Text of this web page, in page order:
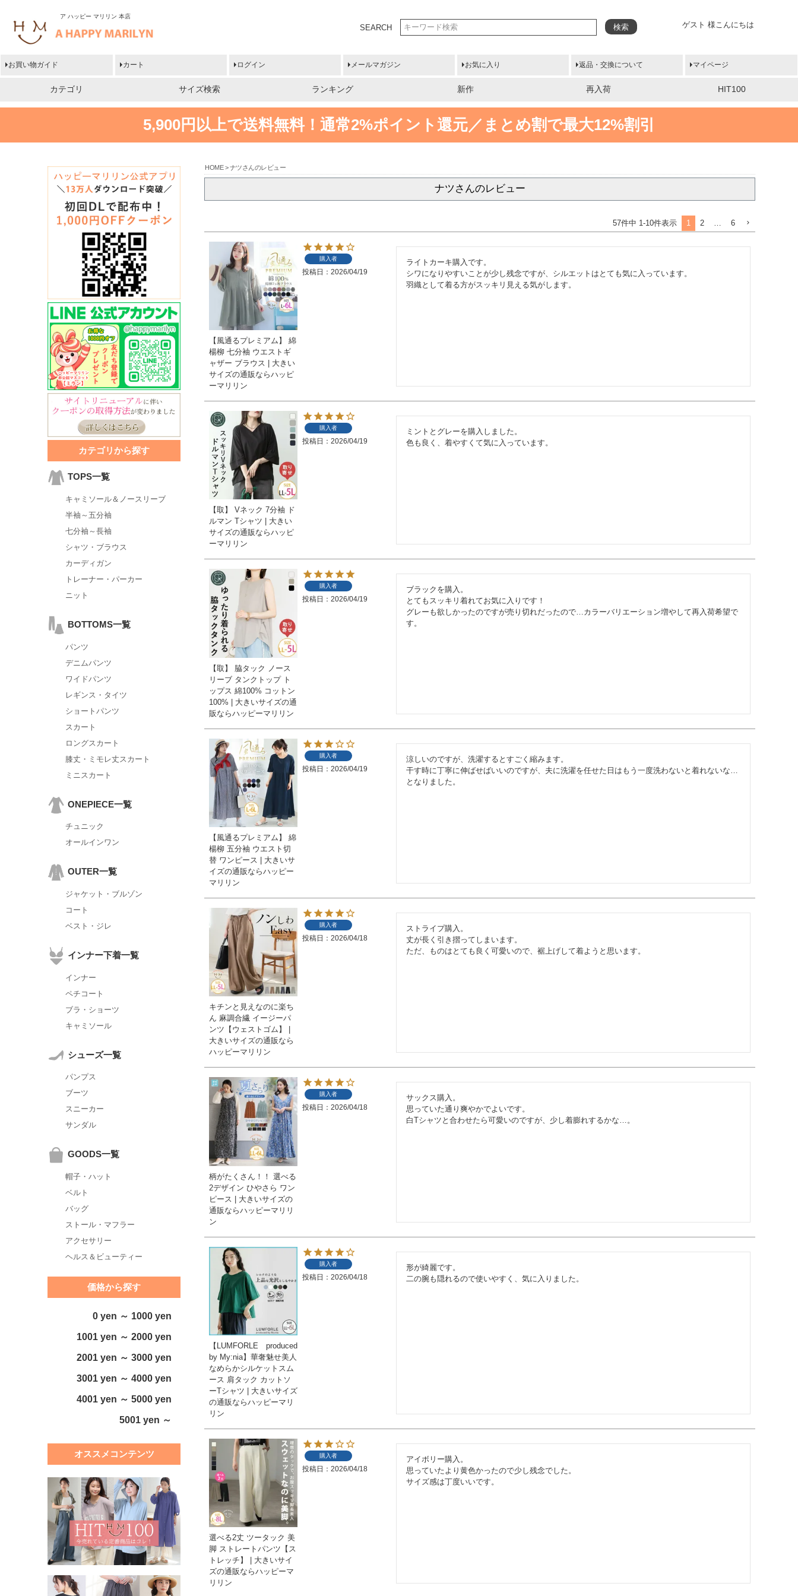
ア ハッピー マリリン 本店
ゲスト 様こんにちは
SEARCH 検索
お買い物ガイド カート ログイン メールマガジン お気に入り 返品・交換について マイページ
カテゴリ サイズ検索 ランキング 新作 再入荷 HIT100
5,900円以上で送料無料！ 通常2%ポイント還元／まとめ割で最大12%割引
カテゴリから探す
TOPS一覧
キャミソール＆ノースリーブ
半袖～五分袖
七分袖～長袖
シャツ・ブラウス
カーディガン
トレーナー・パーカー
ニット
BOTTOMS一覧
パンツ
デニムパンツ
ワイドパンツ
レギンス・タイツ
ショートパンツ
スカート
ロングスカート
膝丈・ミモレ丈スカート
ミニスカート
ONEPIECE一覧
チュニック
オールインワン
OUTER一覧
ジャケット・ブルゾン
コート
ベスト・ジレ
インナー下着一覧
インナー
ペチコート
ブラ・ショーツ
キャミソール
シューズ一覧
パンプス
ブーツ
スニーカー
サンダル
GOODS一覧
帽子・ハット
ベルト
バッグ
ストール・マフラー
アクセサリー
ヘルス＆ビューティー
価格から探す
0 yen ～ 1000 yen
1001 yen ～ 2000 yen
2001 yen ～ 3000 yen
3001 yen ～ 4000 yen
4001 yen ～ 5000 yen
5001 yen ～
オススメコンテンツ
HOME ナツさんのレビュー
ナツさんのレビュー
57件中 1-10件表示 1 2 6
【風通るプレミアム】 綿
楊柳 七分袖 ウエストギ
ャザー ブラウス | 大きい
サイズの通販ならハッピ
ーマリリン
購入者
投稿日 2026/04/19
ライトカーキ購入です。
シワになりやすいことが少し残念ですが、シルエットはとても気に入っています。
羽織として着る方がスッキリ見える気がします。
【取】 Vネック 7分袖 ド
ルマン Tシャツ | 大きい
サイズの通販ならハッピ
ーマリリン
購入者
投稿日 2026/04/19
ミントとグレーを購入しました。
【取】 脇タック ノース
リーブ タンクトップ ト
ップス 綿100% コットン
100% | 大きいサイズの通
販ならハッピーマリリン
購入者
投稿日 2026/04/19
ブラックを購入。
とてもスッキリ着れてお気に入りです！
グレーも欲しかったのですが売り切れだったので…カラーバリエーション増やして再入荷希望で
す。
【風通るプレミアム】 綿
楊柳 五分袖 ウエスト切
替 ワンピース | 大きいサ
イズの通販ならハッピー
マリリン
購入者
投稿日 2026/04/19
涼しいのですが、洗濯するとすごく縮みます。
干す時に丁寧に伸ばせばいいのですが、夫に洗濯を任せた日はもう一度洗わないと着れないな…
となりました。
キチンと見えなのに楽ち
ん 麻調合繊 イージーパ
ンツ【ウェストゴム】 |
大きいサイズの通販なら
ハッピーマリリン
購入者
投稿日 2026/04/18
ストライプ購入。
丈が長く引き摺ってしまいます。
ただ、ものはとても良く可愛いので、裾上げして着ようと思います。
柄がたくさん！！ 選べる
2デザイン ひやさら ワン
ピース | 大きいサイズの
通販ならハッピーマリリ
ン
購入者
投稿日 2026/04/18
サックス購入。
思っていた通り爽やかでよいです。
白Tシャツと合わせたら可愛いのですが、少し着膨れするかな…。
【LUMFORLE produced
by My:nia】華奢魅せ美人
なめらかシルケットスム
ース 肩タック カットソ
ーTシャツ | 大きいサイズ
の通販ならハッピーマリ
リン
購入者
投稿日 2026/04/18
形が綺麗です。
二の腕も隠れるので使いやすく、気に入りました。
選べる2丈 ツータック 美
脚 ストレートパンツ【ス
トレッチ】 | 大きいサイ
ズの通販ならハッピーマ
リリン
購入者
投稿日 2026/04/18
アイボリー購入。
思っていたより黄色かったので少し残念でした。
サイズ感は丁度いいです。